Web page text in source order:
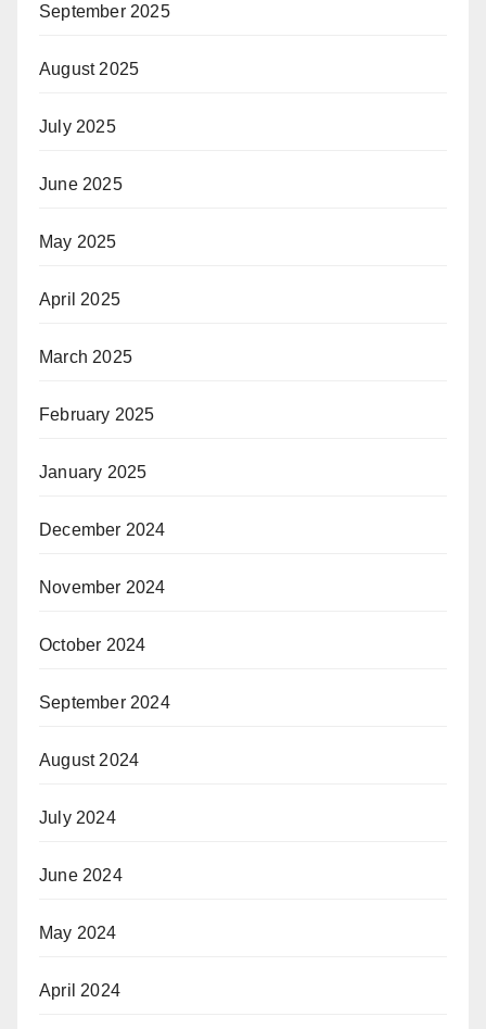
September 2025
August 2025
July 2025
June 2025
May 2025
April 2025
March 2025
February 2025
January 2025
December 2024
November 2024
October 2024
September 2024
August 2024
July 2024
June 2024
May 2024
April 2024